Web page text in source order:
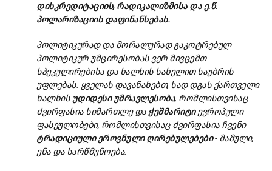
დისკრედიტაციის, რადიკალიზმისა დაე.წ.
პოლარიზაციის დაფინანსებას.
პოლიტიკურად და მორალურად გაკოტრებულ
პოლიტიკურ უმცირესობას ვერ მივცემთ
სპეკულირებისა და ხალხის სახელით საუბრის
უფლებას. ყველას დავანახებთ, სად დგას ქართველი
ხალხის უდიდესიუმრავლესობა, რომლისთვისაც
ძვირფასია სიმართლე დაჭეშმარიტიევროპული
ფასეულობები, რომლისთვისაც ძვირფასია ჩვენი
ტრადიციულიეროვნულიღირებულებები- მამული,
ენა და სარწმუნოება.